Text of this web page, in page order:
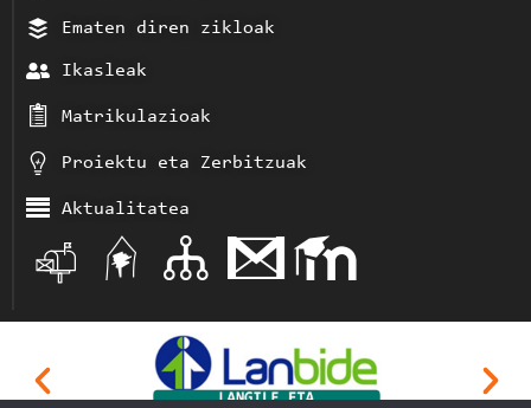
Ematen diren zikloak
Ikasleak
Matrikulazioak
Proiektu eta Zerbitzuak
Aktualitatea